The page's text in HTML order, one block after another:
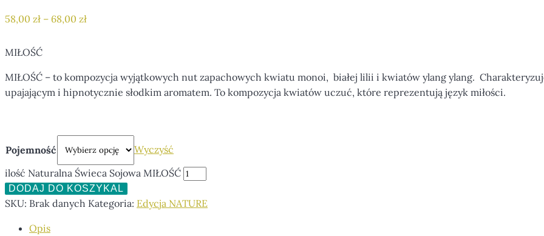
58,00 zł – 68,00 zł
MIŁOŚĆ
MIŁOŚĆ – to kompozycja wyjątkowych nut zapachowych kwiatu monoi, białej lilii i kwiatów ylang ylang.
upajającym i hipnotycznie słodkim aromatem. To kompozycja kwiatów uczuć, które reprezentują język miłości.
Pojemność
Wyczyść
ilość Naturalna Świeca Sojowa MIŁOŚĆ
DODAJ DO KOSZYKA
SKU: Brak danych Kategoria: Edycja NATURE
Opis